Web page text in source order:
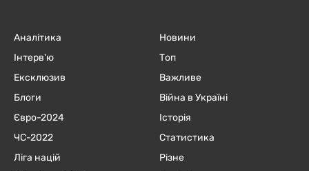
Аналітика
Інтерв'ю
Ексклюзив
Блоги
Євро-2024
ЧC-2022
Ліга націй
Новини
Топ
Важливе
Війна в Україні
Історія
Статистика
Різне